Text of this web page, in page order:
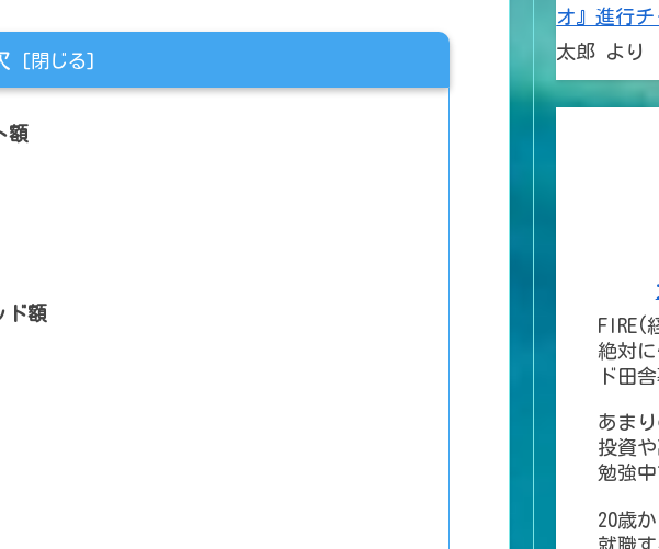
額
ド額
オ』進行
太郎 より
FIRE(
絶対
ド田
あま
投資
勉強中
20歳
就職